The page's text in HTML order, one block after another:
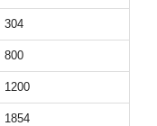
304
800
1200
1854